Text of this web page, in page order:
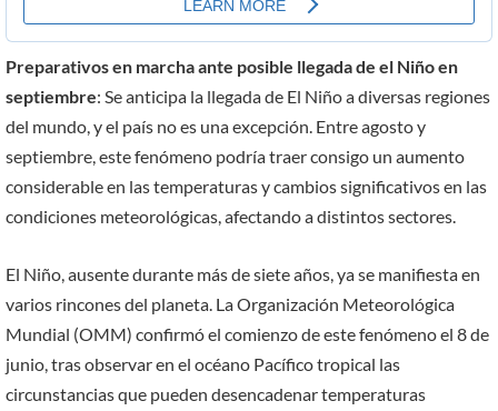
Preparativos en marcha ante posible llegada de el Niño en
septiembre: Se anticipa la llegada de El Niño a diversas regiones
del mundo, y el país no es una excepción. Entre agosto y
septiembre, este fenómeno podría traer consigo un aumento
considerable en las temperaturas y cambios significativos en las
condiciones meteorológicas, afectando a distintos sectores.
El Niño, ausente durante más de siete años, ya se manifiesta en
varios rincones del planeta. La Organización Meteorológica
Mundial (OMM) confirmó el comienzo de este fenómeno el 8 de
junio, tras observar en el océano Pacífico tropical las
circunstancias que pueden desencadenar temperaturas